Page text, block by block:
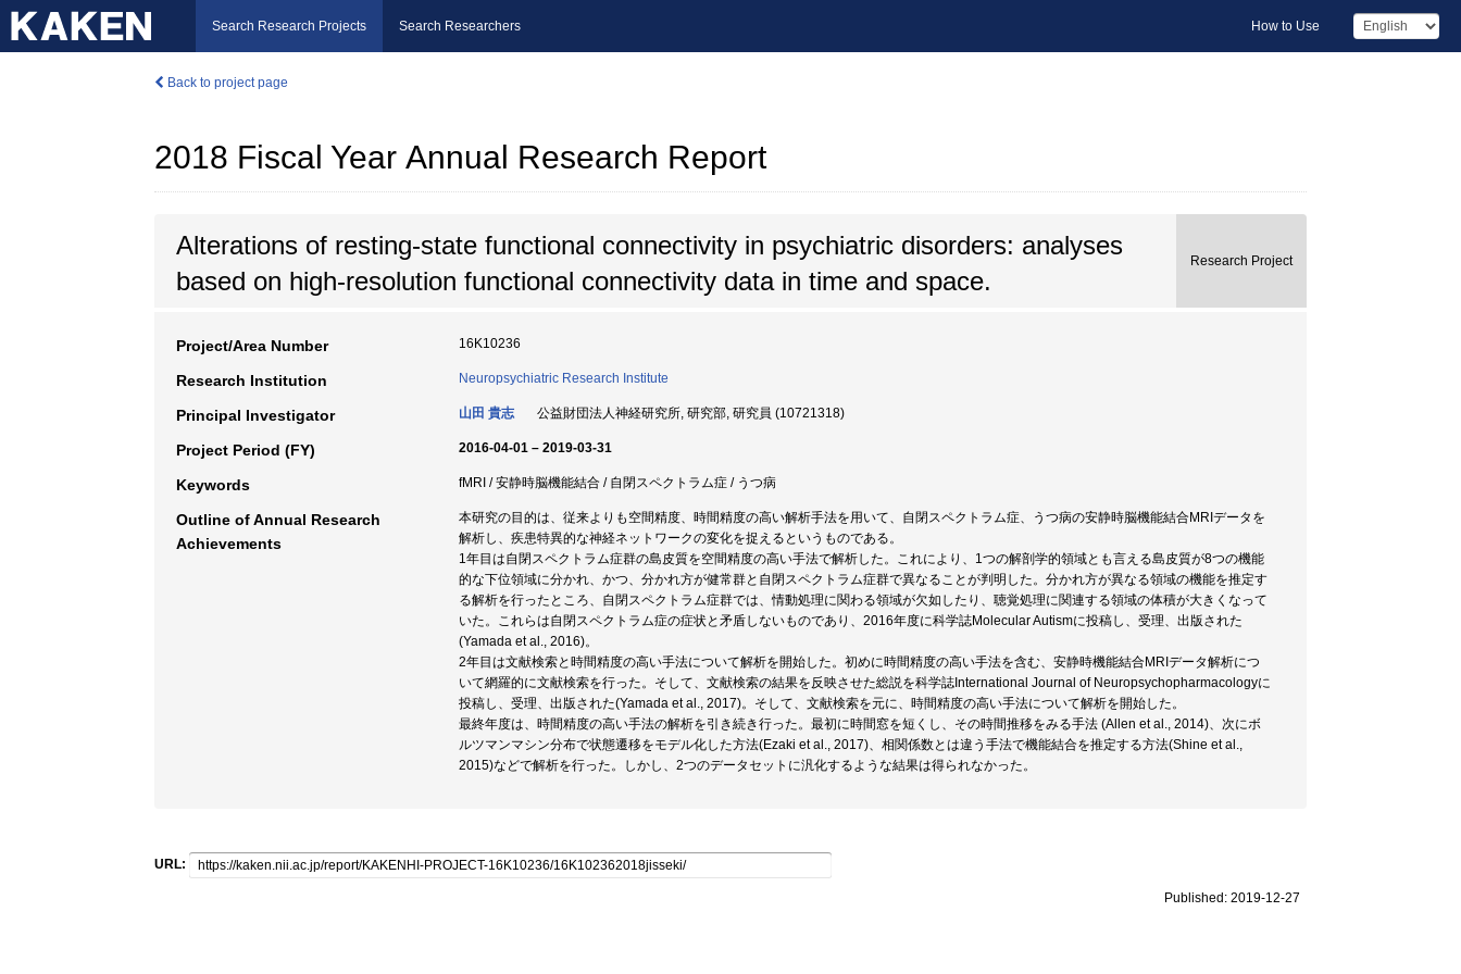
Search Research Projects Search Researchers How to Use
Back to project page
2018 Fiscal Year Annual Research Report
Alterations of resting-state functional connectivity in psychiatric disorders: analyses
based on high-resolution functional connectivity data in time and space.
Research Project
Project/Area Number 16K10236
Research Institution Neuropsychiatric Research Institute
Principal Investigator 山田 貴志 公益財団法人神経研究所, 研究部, 研究員 (10721318)
Project Period (FY) 2016-04-01 – 2019-03-31
Keywords fMRI / 安静時脳機能結合 / 自閉スペクトラム症 / うつ病
Outline of Annual Research
Achievements
本研究の目的は、従来よりも空間精度、時間精度の高い解析手法を用いて、自閉スペクトラム症、うつ病の安静時脳機能結合MRIデータを
解析し、疾患特異的な神経ネットワークの変化を捉えるというものである。
1年目は自閉スペクトラム症群の島皮質を空間精度の高い手法で解析した。これにより、1つの解剖学的領域とも言える島皮質が8つの機能
的な下位領域に分かれ、かつ、分かれ方が健常群と自閉スペクトラム症群で異なることが判明した。分かれ方が異なる領域の機能を推定す
る解析を行ったところ、自閉スペクトラム症群では、情動処理に関わる領域が欠如したり、聴覚処理に関連する領域の体積が大きくなって
いた。これらは自閉スペクトラム症の症状と矛盾しないものであり、2016年度に科学誌Molecular Autismに投稿し、受理、出版された
(Yamada et al., 2016)。
2年目は文献検索と時間精度の高い手法について解析を開始した。初めに時間精度の高い手法を含む、安静時機能結合MRIデータ解析につ
いて網羅的に文献検索を行った。そして、文献検索の結果を反映させた総説を科学誌International Journal of Neuropsychopharmacologyに
投稿し、受理、出版された(Yamada et al., 2017)。そして、文献検索を元に、時間精度の高い手法について解析を開始した。
最終年度は、時間精度の高い手法の解析を引き続き行った。最初に時間窓を短くし、その時間推移をみる手法 (Allen et al., 2014)、次にボ
ルツマンマシン分布で状態遷移をモデル化した方法(Ezaki et al., 2017)、相関係数とは違う手法で機能結合を推定する方法(Shine et al.,
2015)などで解析を行った。しかし、2つのデータセットに汎化するような結果は得られなかった。
URL:
Published: 2019-12-27